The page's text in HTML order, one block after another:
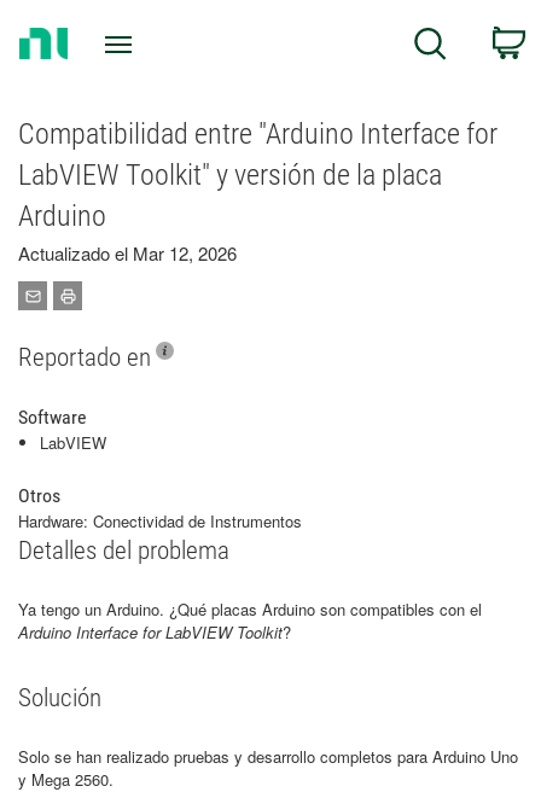
Search
Compatibilidad entre "Arduino Interface for
LabVIEW Toolkit" y versión de la placa
Arduino
Actualizado el Mar 12, 2026
Reportado en
Software
LabVIEW
Otros
Hardware: Conectividad de Instrumentos
Detalles del problema
Ya tengo un Arduino. ¿Qué placas Arduino son compatibles con el
Arduino Interface for LabVIEW Toolkit?
Solución
Solo se han realizado pruebas y desarrollo completos para Arduino Uno
y Mega 2560.